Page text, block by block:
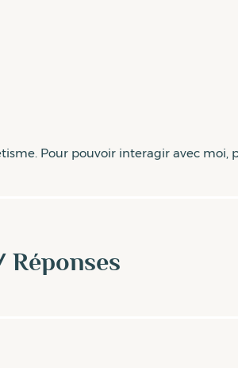
Pour pouvoir interagir avec moi,
Réponses